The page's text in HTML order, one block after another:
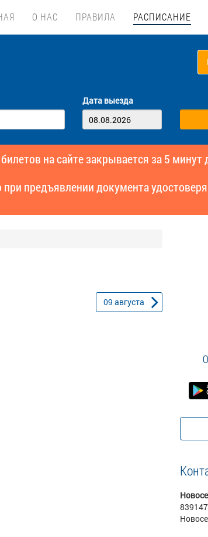
О НАС ПРАВИЛА РАСПИСАНИЕ
Дата выезда
на сайте закрывается за 5 минут
предъявлении документа
09 августа